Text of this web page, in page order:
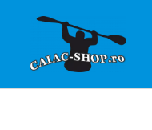
Produse
Caiace